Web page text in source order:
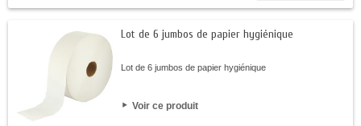
Lot de 6 jumbos de papier hygiénique
Lot de 6 jumbos de papier hygiénique
Voir ce produit